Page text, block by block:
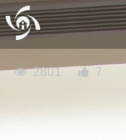
2801 7